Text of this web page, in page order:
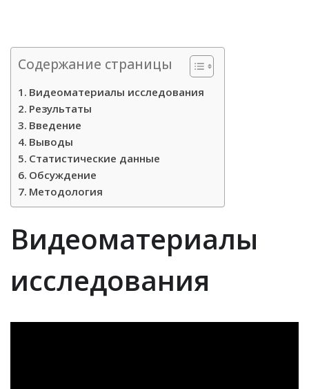
Содержание страницы
Видеоматериалы исследования
Результаты
Введение
Выводы
Статистические данные
Обсуждение
Методология
Видеоматериалы
исследования